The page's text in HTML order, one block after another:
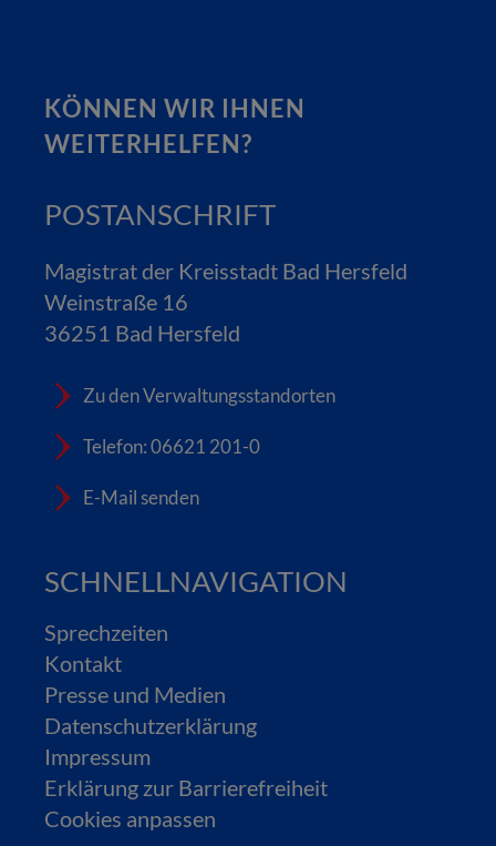
KÖNNEN WIR IHNEN
WEITERHELFEN?
POSTANSCHRIFT
Magistrat der Kreisstadt Bad Hersfeld
Weinstraße 16
36251 Bad Hersfeld
Zu den Verwaltungsstandorten
Telefon: 06621 201-0
E-Mail senden
SCHNELLNAVIGATION
Sprechzeiten
Kontakt
Presse und Medien
Datenschutzerklärung
Impressum
Erklärung zur Barrierefreiheit
Cookies anpassen